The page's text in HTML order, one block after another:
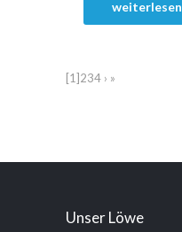
weiterlesen
[1]234 › »
Unser Löwe